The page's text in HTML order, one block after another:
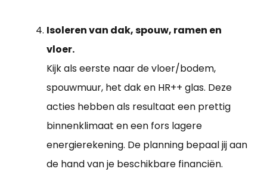
Isoleren van dak, spouw, ramen en
vloer.
Kijk als eerste naar de vloer/bodem,
spouwmuur, het dak en HR++ glas. Deze
acties hebben als resultaat een prettig
binnenklimaat en een fors lagere
energierekening. De planning bepaal jij aan
de hand van je beschikbare financiën.